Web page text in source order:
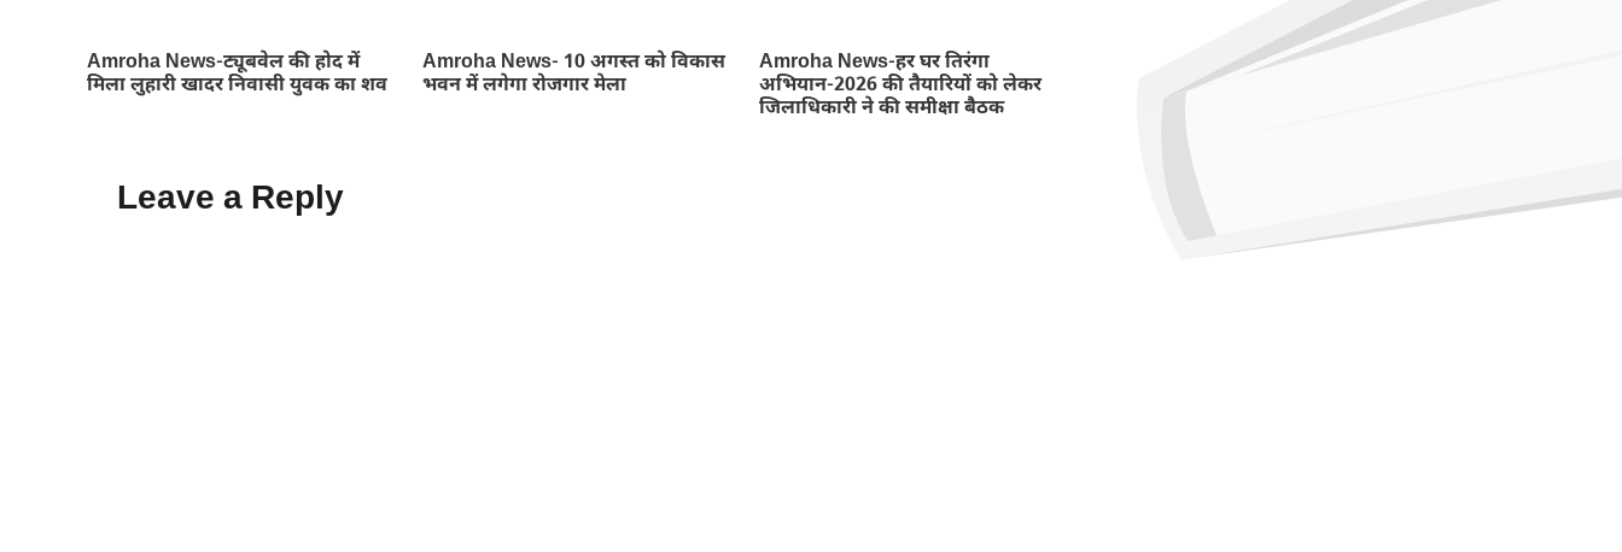
Amroha News-ट्यूबवेल की होद में
मिला लुहारी खादर निवासी युवक का शव
Amroha News- 10 अगस्त को विकास
भवन में लगेगा रोजगार मेला
Amroha News-हर घर तिरंगा
अभियान-2026 की तैयारियों को लेकर
जिलाधिकारी ने की समीक्षा बैठक
Leave a Reply